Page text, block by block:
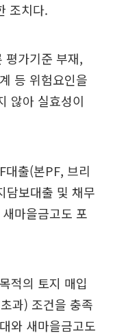
조치다.
평가기준 부재,
등 위험요인을
않아 실효성이
대출(본PF, 브리
담보대출 및 채무
마을금고도 포
적의 토지 매입
과) 조건을 충족
와 새마을금고도